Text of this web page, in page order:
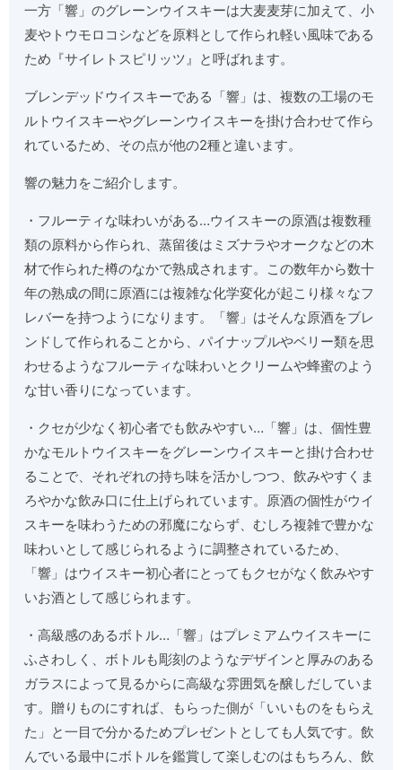
一方「響」のグレーンウイスキーは大麦麦芽に加えて、小
麦やトウモロコシなどを原料として作られ軽い風味である
ため『サイレトスピリッツ』と呼ばれます。
ブレンデッドウイスキーである「響」は、複数の工場のモ
ルトウイスキーやグレーンウイスキーを掛け合わせて作ら
れているため、その点が他の2種と違います。
響の魅力をご紹介します。
・フルーティな味わいがある…ウイスキーの原酒は複数種
類の原料から作られ、蒸留後はミズナラやオークなどの木
材で作られた樽のなかで熟成されます。この数年から数十
年の熟成の間に原酒には複雑な化学変化が起こり様々なフ
レバーを持つようになります。「響」はそんな原酒をブレ
ンドして作られることから、パイナップルやベリー類を思
わせるようなフルーティな味わいとクリームや蜂蜜のよう
な甘い香りになっています。
・クセが少なく初心者でも飲みやすい…「響」は、個性豊
かなモルトウイスキーをグレーンウイスキーと掛け合わせ
ることで、それぞれの持ち味を活かしつつ、飲みやすくま
ろやかな飲み口に仕上げられています。原酒の個性がウイ
スキーを味わうための邪魔にならず、むしろ複雑で豊かな
味わいとして感じられるように調整されているため、
「響」はウイスキー初心者にとってもクセがなく飲みやす
いお酒として感じられます。
・高級感のあるボトル…「響」はプレミアムウイスキーに
ふさわしく、ボトルも彫刻のようなデザインと厚みのある
ガラスによって見るからに高級な雰囲気を醸しだしていま
す。贈りものにすれば、もらった側が「いいものをもらえ
た」と一目で分かるためプレゼントとしても人気です。飲
んでいる最中にボトルを鑑賞して楽しむのはもちろん、飲